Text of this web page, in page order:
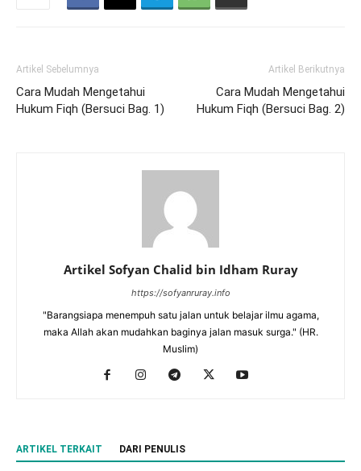
Artikel Sebelumnya
Cara Mudah Mengetahui
Hukum Fiqh (Bersuci Bag. 1)
Artikel Berikutnya
Cara Mudah Mengetahui
Hukum Fiqh (Bersuci Bag. 2)
Artikel Sofyan Chalid bin Idham Ruray
https://sofyanruray.info
"Barangsiapa menempuh satu jalan untuk belajar ilmu agama,
maka Allah akan mudahkan baginya jalan masuk surga." (HR.
Muslim)
ARTIKEL TERKAIT DARI PENULIS